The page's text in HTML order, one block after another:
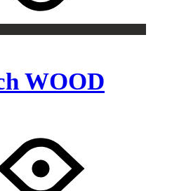
WOOD